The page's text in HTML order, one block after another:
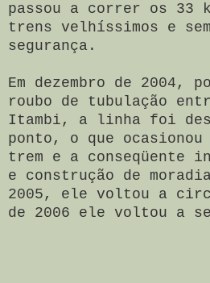
passou a correr os 33
trens velhíssimos e sem
segurança.
Em dezembro de 2004,
roubo de tubulação
Itambi, a linha foi
ponto, o que ocasionou
trem e a conseqüente
e construção de
2005, ele voltou a
de 2006 ele voltou a